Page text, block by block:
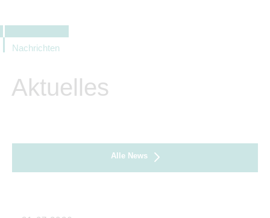
Nachrichten
Aktuelles
Alle News